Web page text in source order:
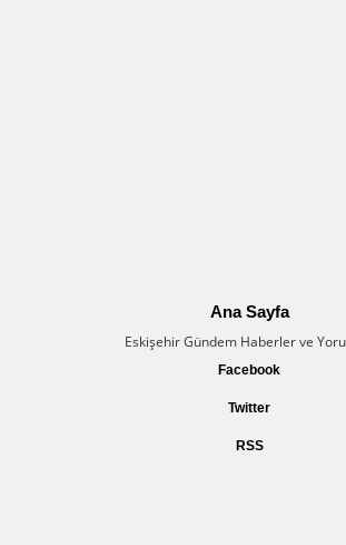
Ana Sayfa
Eskişehir Gündem Haberler ve
Facebook
Twitter
RSS